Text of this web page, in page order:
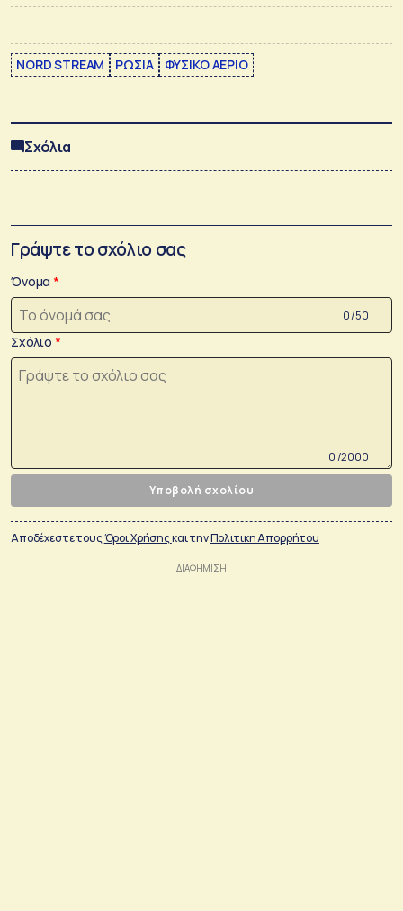
NORD STREAM ΡΩΣΙΑ ΦΥΣΙΚΟ ΑΕΡΙΟ
Σχόλια
Γράψτε το σχόλιο σας
Όνομα
0 /50
Σχόλιο
0 /2000
Υποβολή σχολίου
Αποδέχεστε τουςΌροι Χρήσηςκαι τηνΠολιτικη Απορρήτου